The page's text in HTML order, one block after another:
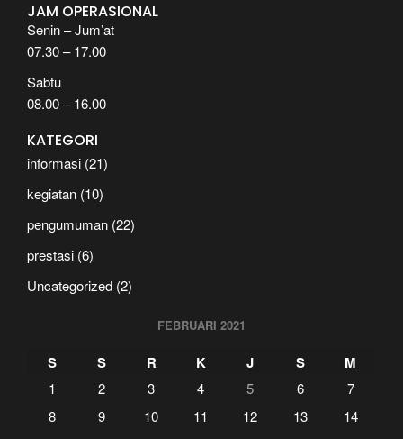
JAM OPERASIONAL
Senin – Jum’at
07.30 – 17.00
Sabtu
08.00 – 16.00
KATEGORI
informasi (21)
kegiatan (10)
pengumuman (22)
prestasi (6)
Uncategorized (2)
FEBRUARI 2021
S S R K J S M
1 2 3 4 5 6
7
8
9 10 11 12 13
14